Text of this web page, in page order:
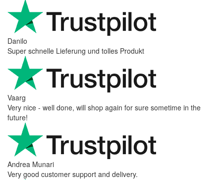
Danilo
Super schnelle Lieferung und tolles Produkt
Vaarg
Very nice - well done, will shop again for sure sometime in the
future!
Andrea Munari
Very good customer support and delivery.